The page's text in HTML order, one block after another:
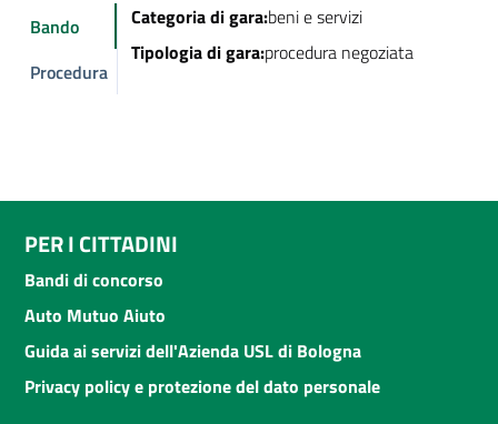
Bando
Procedura
Categoria di gara:beni e servizi
Tipologia di gara:procedura negoziata
PER I CITTADINI
Bandi di concorso
Auto Mutuo Aiuto
Guida ai servizi dell'Azienda USL di Bologna
Privacy policy e protezione del dato personale